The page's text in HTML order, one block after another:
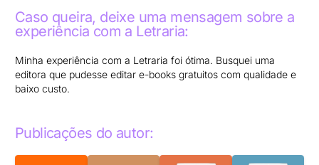
Caso queira, deixe uma mensagem sobre a
experiência com a Letraria:
Minha experiência com a Letraria foi ótima. Busquei uma
editora que pudesse editar e-books gratuitos com qualidade e
baixo custo.
Publicações do autor: